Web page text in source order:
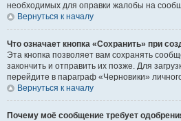
необходимых для оправки жалобы на
Вернуться к началу
Что означает кнопка «Сохранить» при
Эта кнопка позволяет вам сохранять
закончить и отправить их позже. Для
перейдите в параграф «Черновики»
Вернуться к началу
Почему моё сообщение требует